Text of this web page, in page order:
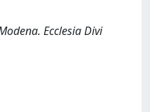
Ecclesia Divi